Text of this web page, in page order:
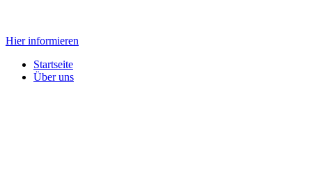
springen
Hier informieren
Startseite
Über uns